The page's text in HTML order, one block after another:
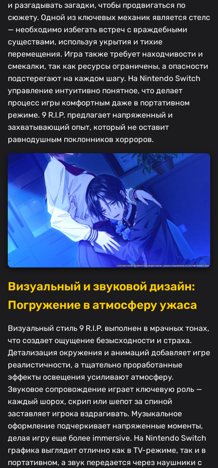
и разгадывать загадки, чтобы продвигаться по
сюжету. Одной из ключевых механик является стелс
— необходимо избегать встреч с враждебными
существами, используя укрытия и тихие
перемещения. Игра также требует находчивости и
смекалки, так как ресурсы ограничены, а опасности
подстерегают на каждом шагу. На Nintendo Switch
управление интуитивно понятное, что делает
процесс игры комфортным даже в портативном
режиме. 9 R.I.P. предлагает напряженный и
захватывающий опыт, который не оставит
равнодушным поклонников хорроров.
Визуальный и звуковой дизайн:
Погружение в атмосферу ужаса
Визуальный стиль 9 R.I.P. выполнен в мрачных тонах,
что создает ощущение безысходности и страха.
Детализация окружения и анимаций добавляет игре
реалистичности, а тщательно проработанные
эффекты освещения усиливают атмосферу.
Звуковое сопровождение играет ключевую роль —
каждый шорох, скрип или шепот за спиной
заставляет игрока вздрагивать. Музыкальное
оформление подчеркивает напряженные моменты,
делая игру еще более immersive. На Nintendo Switch
графика выглядит отлично как в TV-режиме, так и в
портативном, а звук передается через наушники с